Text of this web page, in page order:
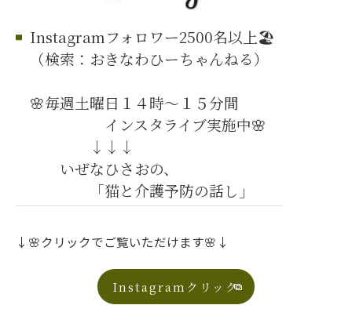
Instagramフォロワー2500名以上🏖️
（検索：おきなわひーちゃんねる）
🌸毎週土曜日１４時～１５分間
インスタライブ実施中🌸
↓↓↓
いぜなひさおの、
「猫と介護予防の話し」
↓🌸クリックでご覧いただけます🌸↓
Instagramクリック